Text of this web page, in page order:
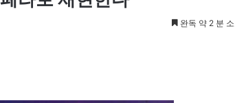
완독 약 2 분 소